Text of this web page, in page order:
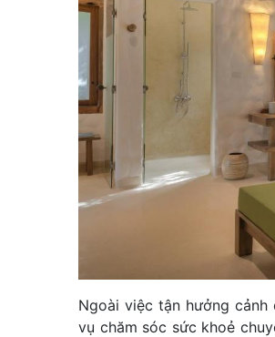
Ngoài việc tận hưởng cảnh
vụ chăm sóc sức khoẻ